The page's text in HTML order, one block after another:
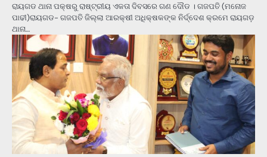
ରାୟଗଡ ଥାନା ପକ୍ଷରୁ ରାଷ୍ଟ୍ରୀୟ ଏକତା ଦିବସରେ ଗଣ ଦୌଡ । ଗଜପତି (ମନୋଜ
ପାଢୀ)ରାୟଗଡ- ଗଜପତି ଜିଲ୍ଲା ଆରକ୍ଷୀ ଅଧିକ୍ଷକଙ୍କ ନିର୍ଦ୍ଦେଶ କ୍ରମେ ରାୟଗଡ଼
ଥାନା…